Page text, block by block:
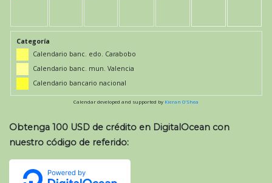
Categoría
Calendario banc. edo. Carabobo
Calendario banc. mun. Valencia
Calendario bancario nacional
Calendar developed and supported by Kieran O'Shea
Obtenga 100 USD de crédito en DigitalOcean con
nuestro código de referido: